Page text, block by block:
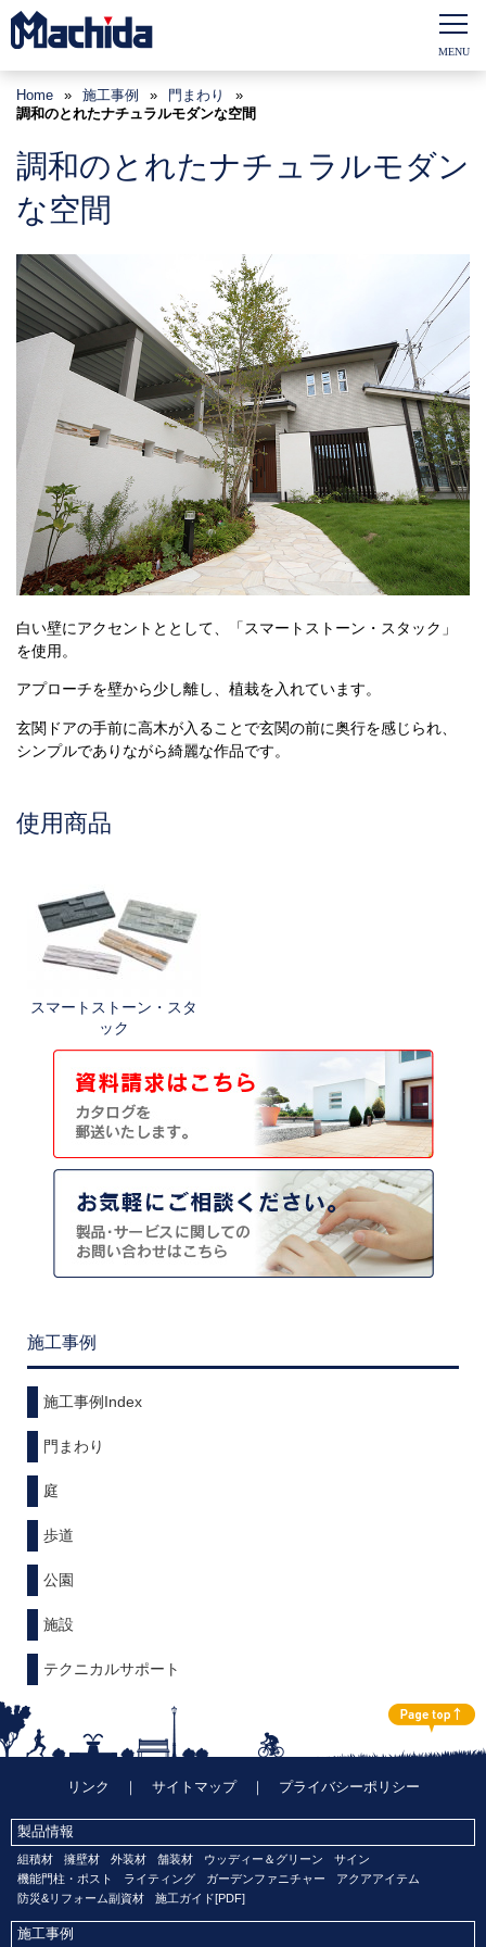
Home » 施工事例 » 門まわり
»
調和のとれたナチュラルモダンな空間
調和のとれたナチュラルモダン
な空間
白い壁にアクセントととして、「スマートストーン・スタック」
を使用。
アプローチを壁から少し離し、植栽を入れています。
玄関ドアの手前に高木が入ることで玄関の前に奥行を感じられ、
シンプルでありながら綺麗な作品です。
使用商品
スマートストーン・スタ
ック
施工事例
施工事例Index
門まわり
庭
歩道
公園
施設
テクニカルサポート
リンク ｜ サイトマップ｜ プライバシーポリシー
製品情報
組積材 擁壁材 外装材 舗装材 ウッディー＆グリーン
サイン
機能門柱・ポスト
ライティング ガーデンファニチャー
アクアアイテム
防災&リフォーム副資材
施工ガイド[PDF]
施工事例